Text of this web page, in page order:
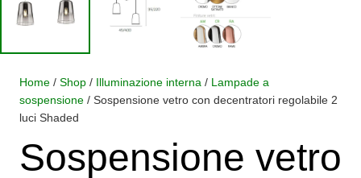
Home / Shop / Illuminazione interna / Lampade a
sospensione / Sospensione vetro con decentratori regolabile 2
luci Shaded
Sospensione vetro